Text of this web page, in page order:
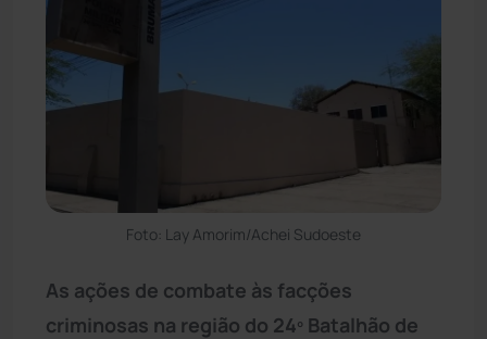
Foto: Lay Amorim/Achei Sudoeste
As ações de combate às facções
criminosas na região do 24º Batalhão de